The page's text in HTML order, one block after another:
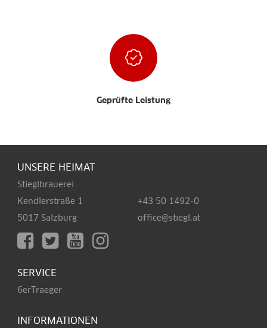
Geprüfte Leistung
UNSERE HEIMAT
Stieglbrauerei
Kendlerstraße 1
5017 Salzburg
+43 50 1492-0
office@stiegl.at
SERVICE
6erTraeger
INFORMATIONEN